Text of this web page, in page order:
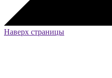
Наверх страницы